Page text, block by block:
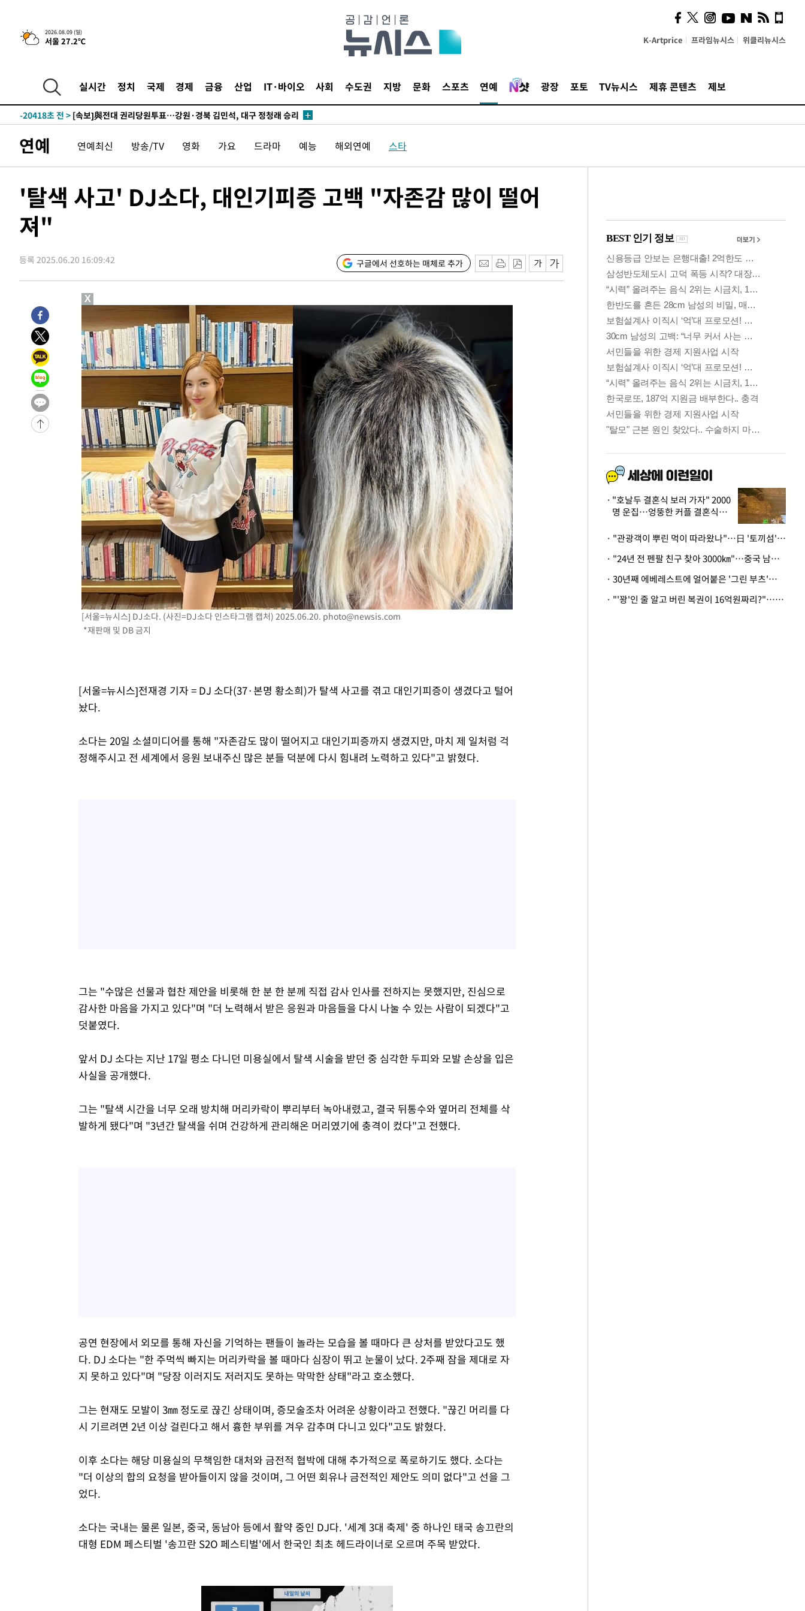
2026.08.09 (일)
서울 27.2℃ K-Artprice 프라임뉴시스 위클리뉴시스
실시간 정치 국제 경제 금융 산업 IT·바이오 사회 수도권 지방 문화 스포츠 연예 광장 포토 TV뉴시스 제휴 콘텐츠 제보
-26272초 전 >이강인 ATM 입단식에 '상암벌 들썩'…"세계적인 선수 되길"
-25268초 전 > 태풍 돌핀, 중 저장성 타이저우시 해안에 상륙 (1보)
-21244초 전 >
[속보]與 강원·TK 당원투표 합산 김민석 48.54%로 승리…정청래
44.40%
-20578초 전 >
44.53%
-20418초 전 > [속보]與전대 권리당원투표…강원·경북 김민석, 대구 정청래 승리
45.71%
-20127초 전 >
[속보]與 당대표 경선, 대구 권리당원 투표 정청래 47.82%·김민석
-19924초 전 >[속보]與 당대표 경선, 강원 권리당원 투표 김민석 승리…50.30%
-10484초 전 >
[속보]장은수, KLPGA 제주삼다수 역전 우승…데뷔 10년 차에 첫
정상
-5849초 전 >
-5776초 전 >
-3800초 전 >이강인, 오늘 서울서 AT마드리드 입단식…'전례 없는 특급대우'
2시간 전 >'여긴 20도, 저긴 50도'…열화상 카메라로 본 폭염 저감시설 '온도차'
콜롬비아 신임 우파 대통령 취임 하루만에 차량폭탄 폭발 사건
-32130초 전 >
'AT마드리드 7번' 이강인, 맨시티 상대로 비공식 데뷔전
-31632초 전 >
[속보]'AT마드리드 7번' 이강인, 맨시티 상대로 비공식 데뷔전
-29696초 전 >
네타냐후, 트럼프의 가자 평화 2차 15개조 평화안 '거부'
-26292초 전 >
이강인 ATM 입단식에 '상암벌 들썩'…"세계적인 선수 되길"
-25288초 전 >
태풍 돌핀, 중 저장성 타이저우시 해안에 상륙 (1보)
-22634초 전 >
AT마드리드 데뷔 앞둔 이강인, 맨시티전 선발 대신 '벤치 시작'
-21264초 전 >
[속보]與 강원·TK 당원투표 합산 김민석 48.54%로 승리…정청래
44.40%
-20598초 전 >
與 강원·TK 당원투표 합산 김민석 46.01%로 승리…정청래
[속보]與전대 권리당원투표…강원·경북 김민석, 대구 정청래 승리
[속보]與 당대표 경선, 경북 권리당원 투표 김민석 47.37%·정청래
[속보]與 당대표 경선, 대구 권리당원 투표 정청래 47.82%·김민석
[속보]與 당대표 경선, 강원 권리당원 투표 김민석 승리…50.30%
"일본축구협회, 대한축구협회 성 접대 의혹 심판 조사"
[속보]장은수, KLPGA 제주삼다수 역전 우승…데뷔 10년 차에 첫
"얼마나 더웠으면"…안동 물길공원서 헤엄친 구렁이 '소동'
손흥민, 68분 뛰고 2경기 침묵…LAFC, 톨루카에 1-0 승리(종합)
'2경기 연속 침묵' 손흥민, 톨루카전 68분만 뛰고 슈팅 0개
이강인, 오늘 서울서 AT마드리드 입단식…'전례 없는 특급대우'
'여긴 20도, 저긴 50도'…열화상 카메라로 본 폭염 저감시설 '온도차'
콜롬비아 신임 우파 대통령 취임 하루만에 차량폭탄 폭발 사건
연예 연예최신 방송/TV 영화 가요 드라마 예능 해외연예 스타
'탈색 사고' DJ소다, 대인기피증 고백 "자존감 많이 떨어
져"
등록 2025.06.20 16:09:42 구글에서 선호하는 매체로 추가
[서울=뉴시스] DJ소다. (사진=DJ소다 인스타그램 캡처) 2025.06.20. photo@newsis.com
*재판매 및 DB 금지
[서울=뉴시스]전재경 기자 = DJ 소다(37·본명 황소희)가 탈색 사고를 겪고 대인기피증이 생겼다고 털어
놨다.
소다는 20일 소셜미디어를 통해 "자존감도 많이 떨어지고 대인기피증까지 생겼지만, 마치 제 일처럼 걱
정해주시고 전 세계에서 응원 보내주신 많은 분들 덕분에 다시 힘내려 노력하고 있다"고 밝혔다.
그는 "수많은 선물과 협찬 제안을 비롯해 한 분 한 분께 직접 감사 인사를 전하지는 못했지만, 진심으로
감사한 마음을 가지고 있다"며 "더 노력해서 받은 응원과 마음들을 다시 나눌 수 있는 사람이 되겠다"고
덧붙였다.
앞서 DJ 소다는 지난 17일 평소 다니던 미용실에서 탈색 시술을 받던 중 심각한 두피와 모발 손상을 입은
사실을 공개했다.
그는 "탈색 시간을 너무 오래 방치해 머리카락이 뿌리부터 녹아내렸고, 결국 뒤통수와 옆머리 전체를 삭
발하게 됐다"며 "3년간 탈색을 쉬며 건강하게 관리해온 머리였기에 충격이 컸다"고 전했다.
공연 현장에서 외모를 통해 자신을 기억하는 팬들이 놀라는 모습을 볼 때마다 큰 상처를 받았다고도 했
다. DJ 소다는 "한 주먹씩 빠지는 머리카락을 볼 때마다 심장이 뛰고 눈물이 났다. 2주째 잠을 제대로 자
지 못하고 있다"며 "당장 이러지도 저러지도 못하는 막막한 상태"라고 호소했다.
그는 현재도 모발이 3㎜ 정도로 끊긴 상태이며, 증모술조차 어려운 상황이라고 전했다. "끊긴 머리를 다
시 기르려면 2년 이상 걸린다고 해서 흉한 부위를 겨우 감추며 다니고 있다"고도 밝혔다.
이후 소다는 해당 미용실의 무책임한 대처와 금전적 협박에 대해 추가적으로 폭로하기도 했다. 소다는
"더 이상의 합의 요청을 받아들이지 않을 것이며, 그 어떤 회유나 금전적인 제안도 의미 없다"고 선을 그
었다.
소다는 국내는 물론 일본, 중국, 동남아 등에서 활약 중인 DJ다. '세계 3대 축제' 중 하나인 태국 송끄란의
대형 EDM 페스티벌 '송끄란 S2O 페스티벌'에서 한국인 최초 헤드라이너로 오르며 주목 받았다.
사이 해답 찾았죠"…알을
깨고 나온 '초자아'
"호날두 결혼식 보러 가자" 2000
명 운집…엉뚱한 커플 결혼식에
· "관광객이 뿌린 먹이 따라왔나"…日 '토끼섬' 멧돼지, 토끼까지 사냥
· "24년 전 펜팔 친구 찾아 3000㎞"…중국 남성 사연에 '뭉클'
· 30년째 에베레스트에 얼어붙은 '그린 부츠'…드디어 가족 품으로
· "'꽝'인 줄 알고 버린 복권이 16억원짜리?"…극적으로 되찾은 사연
X